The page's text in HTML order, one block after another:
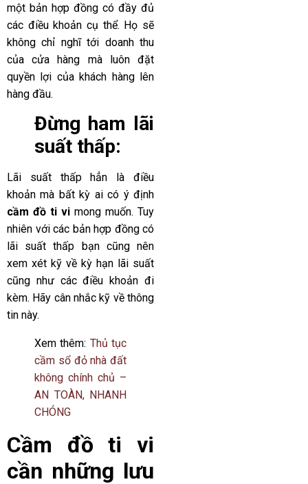
một bản hợp đồng có đầy đủ
các điều khoản cụ thể. Họ sẽ
không chỉ nghĩ tới doanh thu
của cửa hàng mà luôn đặt
quyền lợi của khách hàng lên
hàng đầu.
Đừng ham lãi
suất thấp:
Lãi suất thấp hẳn là điều
khoản mà bất kỳ ai có ý định
cầm đồ ti vi mong muốn. Tuy
nhiên với các bản hợp đồng có
lãi suất thấp bạn cũng nên
xem xét kỹ về kỳ hạn lãi suất
cũng như các điều khoản đi
kèm. Hãy cân nhắc kỹ về thông
tin này.
Xem thêm: Thủ tục
cầm sổ đỏ nhà đất
không chính chủ –
AN TOÀN, NHANH
CHÓNG
Cầm đồ ti vi
cần những lưu